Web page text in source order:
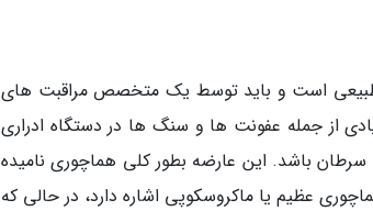
طبیعی است و باید توسط یک متخصص مراقبت های
از جمله عفونت ها و سنگ ها در دستگاه ادراری
سرطان باشد. این عارضه بطور کلی هماچوری نامیده
عظیم یا ماکروسکوپی اشاره دارد، در حالی که